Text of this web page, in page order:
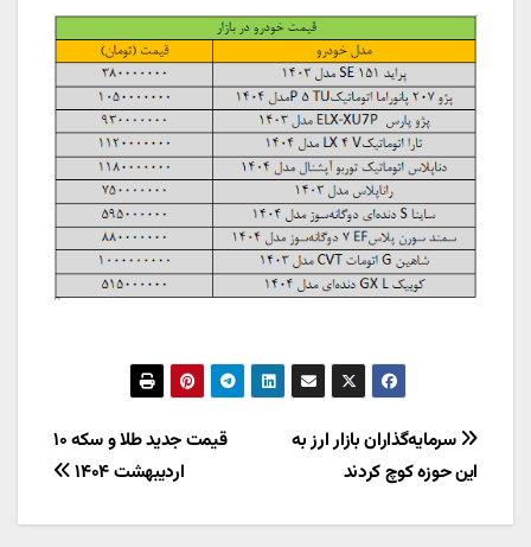
راهبری
نوشته
قیمت جدید طلا و سکه ۱۰
اردیبهشت ۱۴۰۴
سرمایه‌گذاران بازار ارز به
این حوزه کوچ کردند